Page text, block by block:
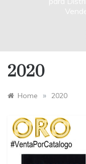
2020
Home » 2020